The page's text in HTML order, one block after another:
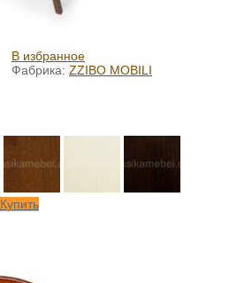
В избранное
Фабрика: ZZIBO MOBILI
Купить